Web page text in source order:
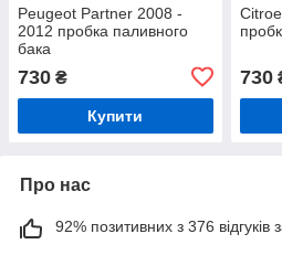
Peugeot Partner 2008 -
2012 пробка паливного
бака
730 ₴
Купити
730
Про нас
92% позитивних з 376 відгуків